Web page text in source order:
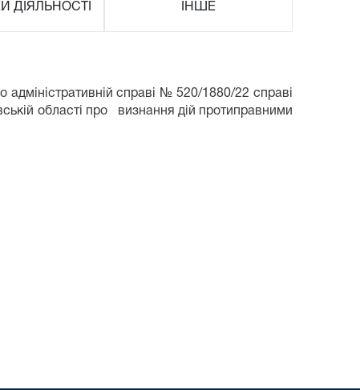
ДІЯЛЬНОСТІ ІНШЕ
справі № 520/1880/22 справі
області про визнання дій протиправними